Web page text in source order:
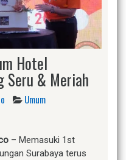
Hotel
Seru & Meriah
Umum
– Memasuki 1st
Surabaya terus